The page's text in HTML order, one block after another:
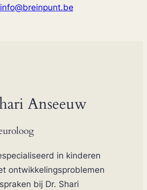
info@breinpunt.be
Anseeuw
in kinderen
ontwikkelingsproblemen
bij Dr. Shari